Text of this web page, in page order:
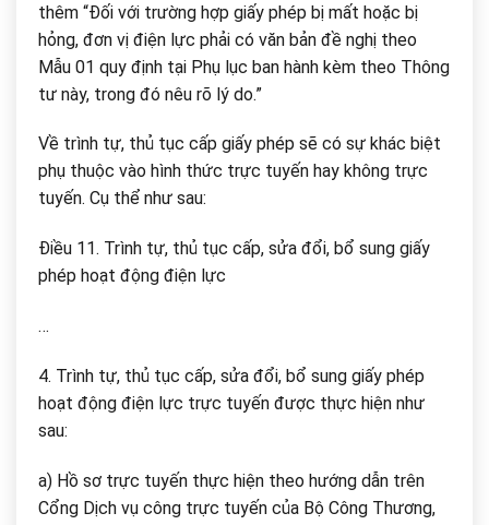
thêm “Đối với trường hợp giấy phép bị mất hoặc bị
hỏng, đơn vị điện lực phải có văn bản đề nghị theo
Mẫu 01 quy định tại Phụ lục ban hành kèm theo Thông
tư này, trong đó nêu rõ lý do.”
Về trình tự, thủ tục cấp giấy phép sẽ có sự khác biệt
phụ thuộc vào hình thức trực tuyến hay không trực
tuyến. Cụ thể như sau:
Điều 11. Trình tự, thủ tục cấp, sửa đổi, bổ sung giấy
phép hoạt động điện lực
…
4. Trình tự, thủ tục cấp, sửa đổi, bổ sung giấy phép
hoạt động điện lực trực tuyến được thực hiện như
sau:
a) Hồ sơ trực tuyến thực hiện theo hướng dẫn trên
Cổng Dịch vụ công trực tuyến của Bộ Công Thương,